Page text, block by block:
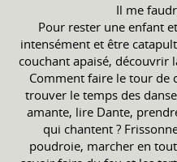
Il me
Pour rester une enfant
intensément et être
couchant apaisé, découvrir
Comment faire le tour de
trouver le temps des
amante, lire Dante,
qui chantent ?
poudroie, marcher en